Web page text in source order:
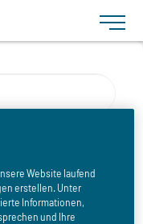
Toggle
Website laufend
erstellen. Unter
Informationen,
und Ihre